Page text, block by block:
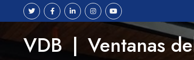
VDB | Ventanas